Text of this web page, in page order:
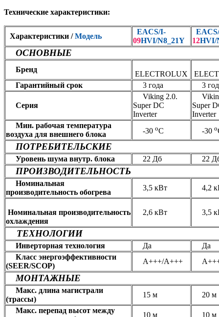
Технические характеристики:
Характеристики /Модель
EACS/I-
09HVI/N8_21Y
12HVI/
ОСНОВНЫЕ
Бренд
ELECTROLUX
Гарантийный срок
3 года 3
Серия
Viking 2.0.
Super DC
Inverter
Super
Inverter
Мин. рабочая температура
воздуха для внешнего блока
-30 оС -30 о
ПОТРЕБИТЕЛЬСКИЕ
Уровень шума внутр. блока 22 Дб 22
ПРОИЗВОДИТЕЛЬНОСТЬ
Номинальная
производительность обогрева
3,5 кВт 4,2
Номинальная производительность
охлаждения
2,6 кВт 3,5
ТЕХНОЛОГИИ
Инверторная технология Да
Да
Класс энергоэффективности
(SEER/SCOP)
А+++/А+++
МОНТАЖНЫЕ
Макс. длина магистрали
(трассы)
15 м
20 м
Макс. перепад высот между
10 м 10 м